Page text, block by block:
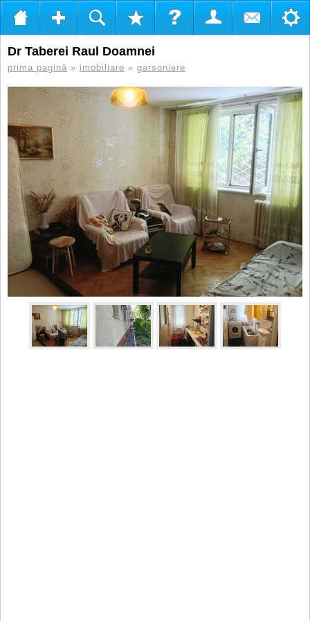
Dr Taberei Raul Doamnei
prima pagină » imobiliare » garsoniere